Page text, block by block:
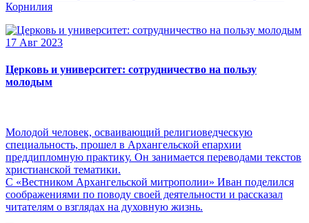
Корнилия
17 Авг 2023
Церковь и университет: сотрудничество на пользу
молодым
Молодой человек, осваивающий религиоведческую
специальность, прошел в Архангельской епархии
преддипломную практику. Он занимается переводами текстов
христианской тематики.
С «Вестником Архангельской митрополии» Иван поделился
соображениями по поводу своей деятельности и рассказал
читателям о взглядах на духовную жизнь.